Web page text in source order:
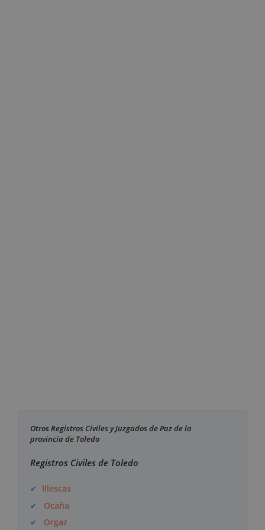
Otros Registros Civiles y Juzgados de Paz de la
provincia de Toledo
Registros Civiles de Toledo
Illescas
Ocaña
Orgaz